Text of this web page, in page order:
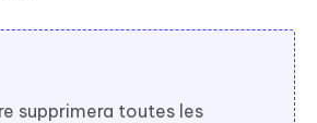
supprimera toutes les